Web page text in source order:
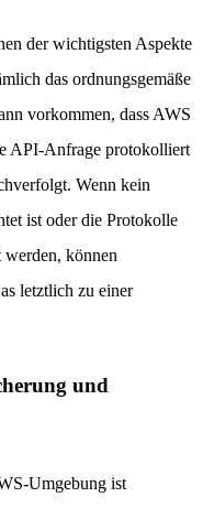
der wichtigsten Aspekte
das ordnungsgemäße
vorkommen, dass AWS
API-Anfrage protokolliert
Wenn kein
ist oder die Protokolle
können
letztlich zu einer
und
Umgebung ist